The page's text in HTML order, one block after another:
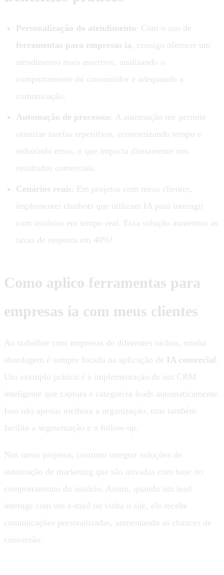
Personalização do atendimento: Com o uso de
ferramentas para empresas ia, consigo oferecer um
atendimento mais assertivo, analisando o
comportamento do consumidor e adequando a
comunicação.
Automação de processos: A automação me permite
otimizar tarefas repetitivas, economizando tempo e
reduzindo erros, o que impacta diretamente nos
resultados comerciais.
Cenários reais: Em projetos com meus clientes,
implementei chatbots que utilizam IA para interagir
com usuários em tempo real. Essa solução aumentou as
taxas de resposta em 40%!
Como aplico ferramentas para
empresas ia com meus clientes
Ao trabalhar com empresas de diferentes nichos, minha
abordagem é sempre focada na aplicação de IA comercial .
Um exemplo prático é a implementação de um CRM
inteligente que captura e categoriza leads automaticamente.
Isso não apenas melhora a organização, mas também
facilita a segmentação e o follow-up.
Nos meus projetos, costumo integrar soluções de
automação de marketing que são ativadas com base no
comportamento do usuário. Assim, quando um lead
interage com um e-mail ou visita o site, ele recebe
comunicações personalizadas, aumentando as chances de
conversão.